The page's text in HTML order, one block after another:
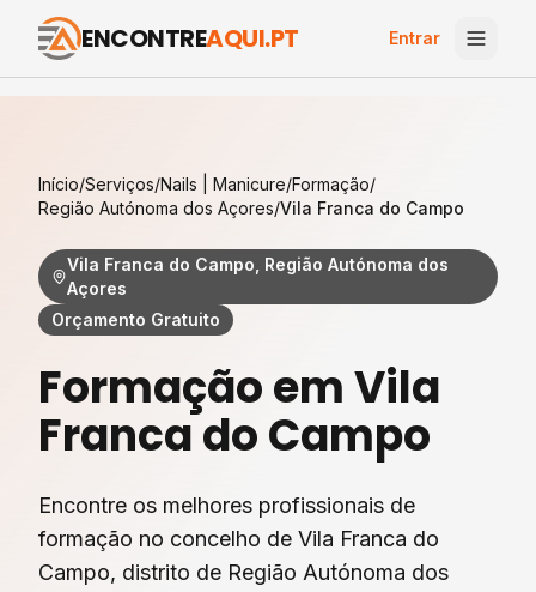
ENCONTREAQUI.PT Entrar
Início/Serviços/Nails | Manicure/Formação/
Região Autónoma dos Açores/Vila Franca do Campo
Vila Franca do Campo, Região Autónoma dos
Açores
Orçamento Gratuito
FormaçãoemVila
Franca do Campo
Encontre os melhores profissionais de
formação no concelho de Vila Franca do
Campo, distrito de Região Autónoma dos